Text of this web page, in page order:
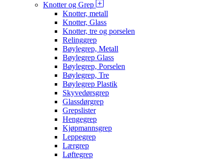
Knotter og Grep
Knotter, metall
Knotter, Glass
Knotter, tre og porselen
Relinggrep
Bøylegrep, Metall
Bøylegrep Glass
Bøylegrep, Porselen
Bøylegrep, Tre
Bøylegrep Plastik
Skyvedørsgrep
Glassdørgrep
Grepslister
Hengegrep
Kjøpmannsgrep
Leppegrep
Lærgrep
Løftegrep